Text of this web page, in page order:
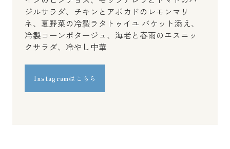
ジルサラダ、チキンとアボカドのレモンマリ
ネ、夏野菜の冷製ラタトゥイユ バケット添え、
冷製コーンポタージュ、海老と春雨のエスニッ
クサラダ、冷やし中華
Instagramはこちら